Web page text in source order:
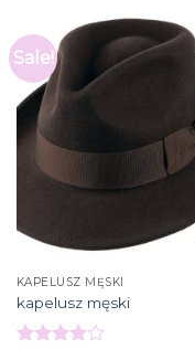
Sale!
KAPELUSZ MĘSKI
kapelusz męski